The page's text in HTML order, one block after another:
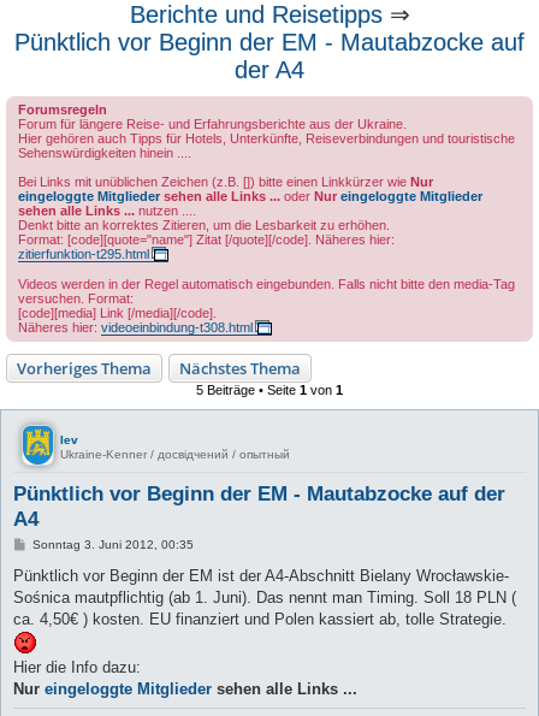
Berichte und Reisetipps⇒
Pünktlich vor Beginn der EM - Mautabzocke auf
der A4
Forumsregeln
Forum für längere Reise- und Erfahrungsberichte aus der Ukraine.
Hier gehören auch Tipps für Hotels, Unterkünfte, Reiseverbindungen und touristische
Sehenswürdigkeiten hinein ....
Bei Links mit unüblichen Zeichen (z.B. []) bitte einen Linkkürzer wie Nur
eingeloggte Mitgliedersehen alle Links ... oder Nur eingeloggte Mitglieder
sehen alle Links ... nutzen ....
Denkt bitte an korrektes Zitieren, um die Lesbarkeit zu erhöhen.
Format: [code][quote="name"] Zitat [/quote][/code]. Näheres hier:
zitierfunktion-t295.html
Videos werden in der Regel automatisch eingebunden. Falls nicht bitte den media-Tag
versuchen. Format:
[code][media] Link [/media][/code].
Näheres hier: videoeinbindung-t308.html
Vorheriges Thema Nächstes Thema
5 Beiträge • Seite 1 von 1
lev
Ukraine-Kenner / досвідчений / опытный
Pünktlich vor Beginn der EM - Mautabzocke auf der
A4
B
i
r
a
g
Sonntag 3. Juni 2012, 00:35
Pünktlich vor Beginn der EM ist der A4-Abschnitt Bielany Wrocławskie-
Sośnica mautpflichtig (ab 1. Juni). Das nennt man Timing. Soll 18 PLN (
ca. 4,50€ ) kosten. EU finanziert und Polen kassiert ab, tolle Strategie.
Hier die Info dazu:
Nur eingeloggte Mitglieder sehen alle Links ...